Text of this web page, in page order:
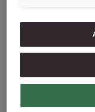
groepje dames
en daarna een
jongere
Dan gaan ze
halen of hier
omdat je